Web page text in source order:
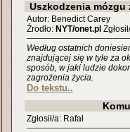
Uszkodzenia
Autor: Benedict Carey
Źrodło: NYT/onet.pl
Według ostatnich
znajdującej się w tyle za
sposób, w jaki ludzie
zagrożenia życia.
Do tekstu..
Zgłosił/a: Rafał